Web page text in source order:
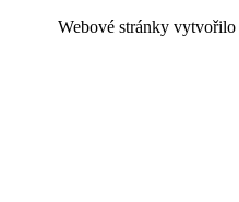
Webové stránky vytvořilo